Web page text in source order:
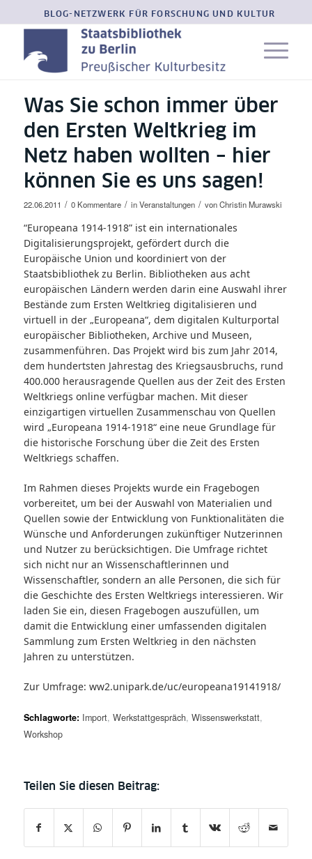
BLOG-NETZWERK FÜR FORSCHUNG UND KULTUR
Was Sie schon immer über
den Ersten Weltkrieg im
Netz haben wollten – hier
können Sie es uns sagen!
22.06.2011 / 0 Kommentare / inVeranstaltungen / vonChristin Murawski
“Europeana 1914-1918” ist ein internationales
Digitalisierungsprojekt, gefördert durch die
Europäische Union und koordiniert von der
Staatsbibliothek zu Berlin. Bibliotheken aus acht
europäischen Ländern werden darin eine Auswahl ihrer
Bestände zum Ersten Weltkrieg digitalisieren und
virtuell in der „Europeana“, dem digitalen Kulturportal
europäischer Bibliotheken, Archive und Museen,
zusammenführen. Das Projekt wird bis zum Jahr 2014,
dem hundertsten Jahrestag des Kriegsausbruchs, rund
400.000 herausragende Quellen aus der Zeit des Ersten
Weltkriegs online verfügbar machen. Mit dieser
einzigartigen virtuellen Zusammenschau von Quellen
wird „Europeana 1914-1918“ eine neue Grundlage für
die historische Forschung über die Zeit des Ersten
Weltkriegs schaffen.
Im Rahmen dieses Projekts wurde ein Fragebogen
vorbereitet, um bei der Auswahl von Materialien und
Quellen sowie der Entwicklung von Funktionalitäten die
Wünsche und Anforderungen zukünftiger Nutzerinnen
und Nutzer zu berücksichtigen. Die Umfrage richtet
sich nicht nur an Wissenschaftlerinnen und
Wissenschaftler, sondern an alle Personen, die sich für
die Geschichte des Ersten Weltkriegs interessieren. Wir
laden Sie ein, diesen Fragebogen auszufüllen, um
damit die Entwicklung einer umfassenden digitalen
Sammlung zum Ersten Weltkrieg in den nächsten
Jahren zu unterstützen.
Zur Umfrage: ww2.unipark.de/uc/europeana19141918/
Schlagworte: Import, Werkstattgespräch, Wissenswerkstatt,
Workshop